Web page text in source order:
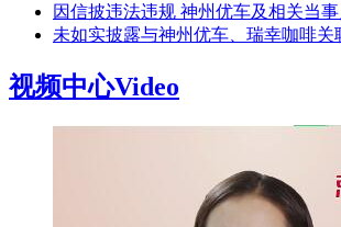
因信披违法违规 神州优车及相关当
未如实披露与神州优车、瑞幸咖啡
视频中心Video